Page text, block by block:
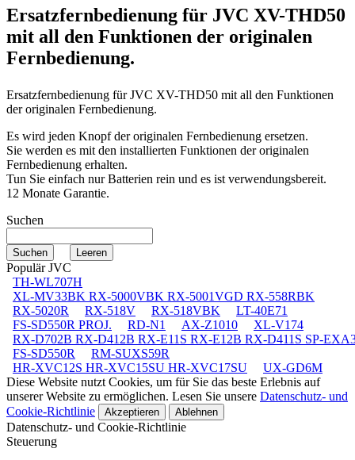
Ersatzfernbedienung für JVC XV-THD50
mit all den Funktionen der originalen
Fernbedienung.
Ersatzfernbedienung fürJVC XV-THD50 mit all den Funktionen
der originalen Fernbedienung.
Es wird jeden Knopf der originalen Fernbedienung ersetzen.
Sie werden es mit den installierten Funktionen der originalen
Fernbedienung erhalten.
Tun Sie einfach nur Batterien rein und es ist verwendungsbereit.
12 Monate Garantie.
Suchen
Populär JVC
TH-WL707H
XL-MV33BK RX-5000VBK RX-5001VGD RX-558RBK
RX-5020R
RX-518V RX-518VBK
LT-40E71
FS-SD550R PROJ.
RD-N1 AX-Z1010
XL-V174
RX-D702B RX-D412B RX-E11S RX-E12B RX-D411S SP-
FS-SD550R
RM-SUXS59R
HR-XVC12S HR-XVC15SU HR-XVC17SU
UX-GD6M
Diese Website nutzt Cookies, um für Sie das beste Erlebnis auf
unserer Website zu ermöglichen. Lesen Sie unsere Datenschutz- und
Cookie-Richtlinie
Akzeptieren Ablehnen
Datenschutz- und Cookie-Richtlinie
Steuerung